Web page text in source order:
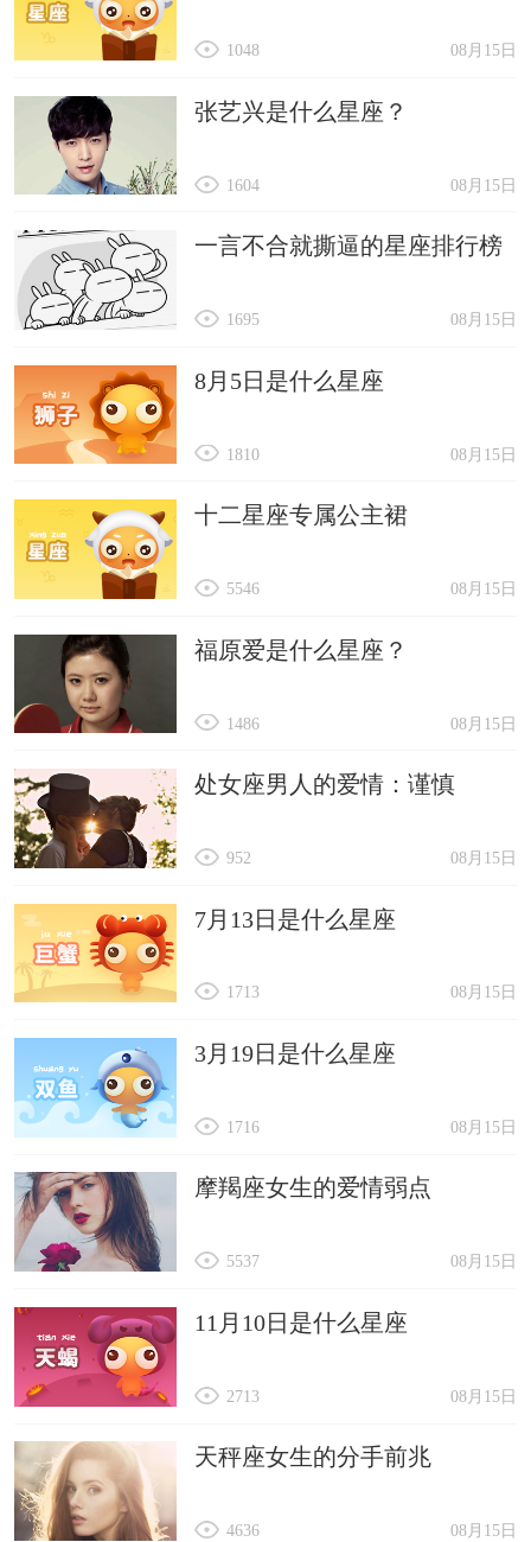
08月15日
1048
张艺兴是什么星座？
08月15日
1604
一言不合就撕逼的星座排行榜
08月15日
1695
8月5日是什么星座
08月15日
1810
十二星座专属公主裙
08月15日
5546
福原爱是什么星座？
08月15日
1486
处女座男人的爱情：谨慎
08月15日
952
7月13日是什么星座
08月15日
1713
3月19日是什么星座
08月15日
1716
摩羯座女生的爱情弱点
08月15日
5537
11月10日是什么星座
08月15日
2713
天秤座女生的分手前兆
08月15日
4636